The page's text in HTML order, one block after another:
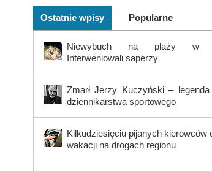
Ostatnie wpisy Popularne
Niewybuch na plaży w
Interweniowali saperzy
Zmarł Jerzy Kuczyński – legenda
dziennikarstwa sportowego
Kilkudziesięciu pijanych kierowców
wakacji na drogach regionu